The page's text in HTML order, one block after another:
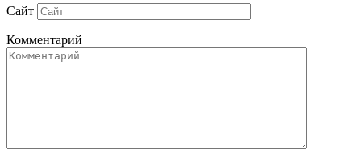
Сайт
Комментарий